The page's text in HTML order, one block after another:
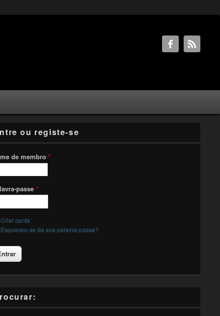
ou registe-se
de membro *
passe *
Criar conta
Esqueceu-se da sua palavra-passe?